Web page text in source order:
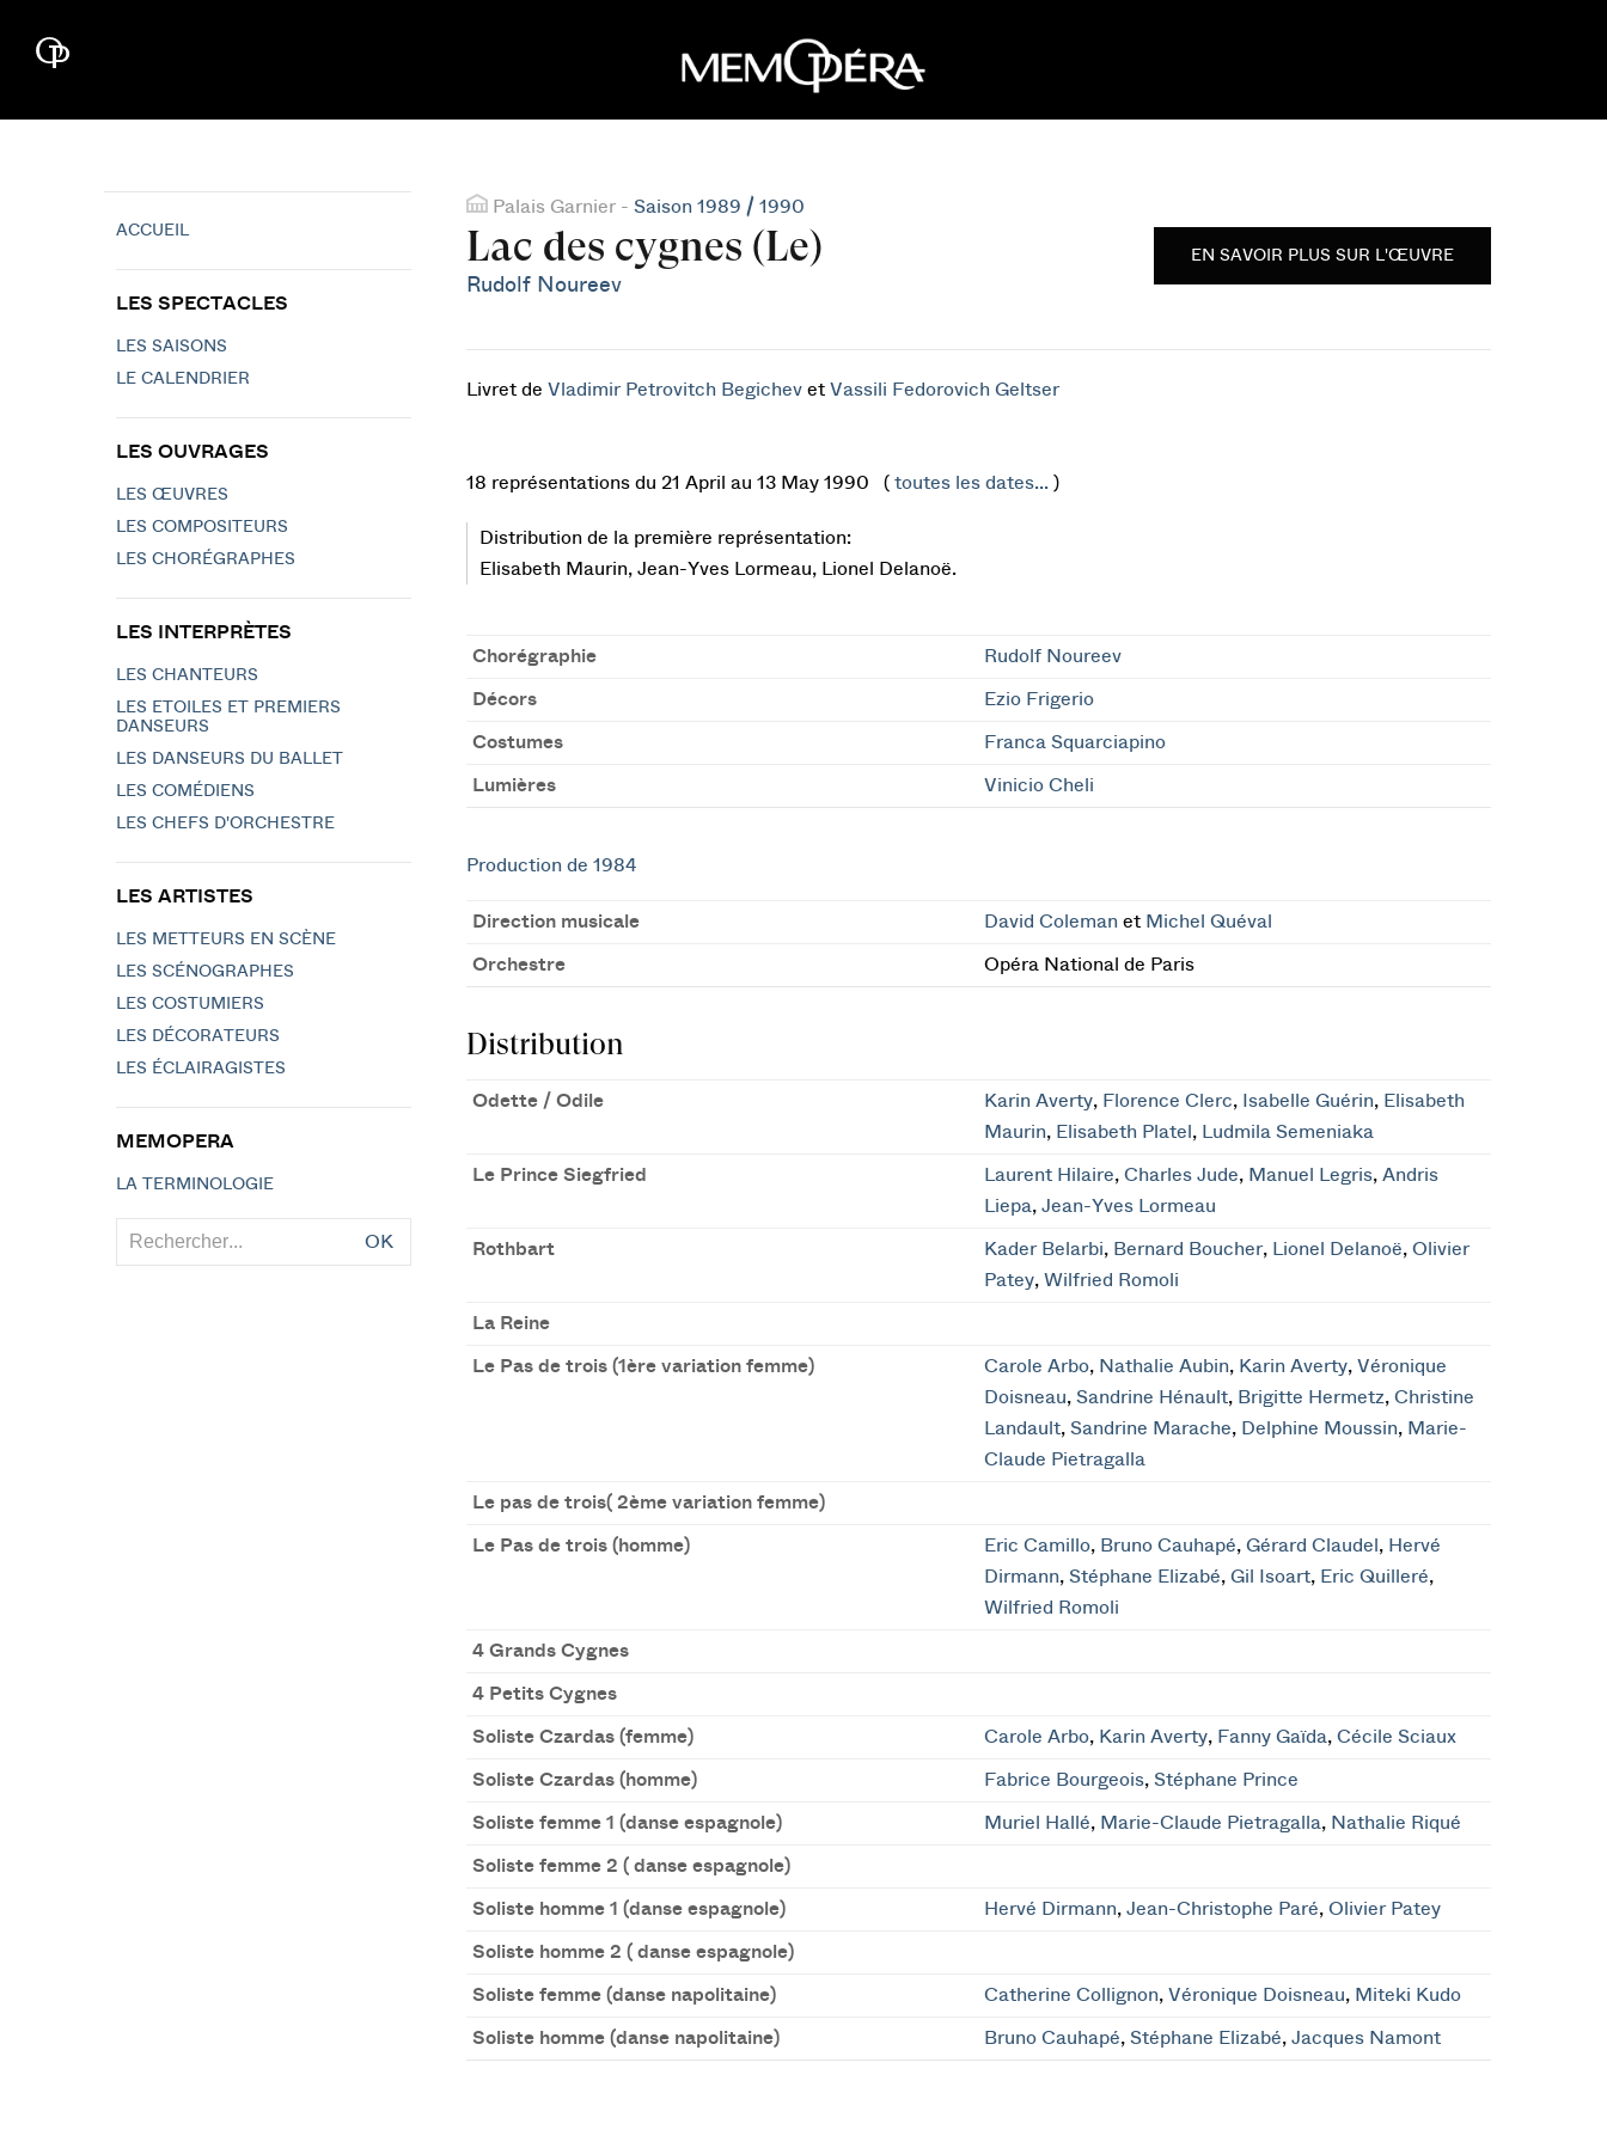
Palais Garnier - Saison 1989 / 1990
Lac des cygnes (Le)
Rudolf Noureev
EN SAVOIR PLUS SUR L'ŒUVRE
Livret de Vladimir Petrovitch Begichevet Vassili Fedorovich Geltser
18 représentations du 21 April au 13 May 1990 ( toutes les dates...)
Distribution de la première représentation:
Elisabeth Maurin, Jean-Yves Lormeau, Lionel Delanoë.
Chorégraphie Rudolf Noureev
Décors Ezio Frigerio
Costumes Franca Squarciapino
Lumières Vinicio Cheli
Production de 1984
Direction musicale David Coleman et Michel Quéval
Orchestre Opéra National de Paris
Distribution
Odette / Odile Karin Averty, Florence Clerc, Isabelle Guérin, Elisabeth
Maurin, Elisabeth Platel , Ludmila Semeniaka
Le Prince Siegfried Laurent Hilaire,Charles Jude, Manuel Legris,Andris
Liepa,Jean-Yves Lormeau
Rothbart Kader Belarbi, Bernard Boucher, Lionel Delanoë,Olivier
Patey,Wilfried Romoli
La Reine
Le Pas de trois (1ère variation femme) Carole Arbo, Nathalie Aubin, Karin Averty,Véronique
Doisneau,Sandrine Hénault, Brigitte Hermetz,Christine
Landault,Sandrine Marache, Delphine Moussin, Marie-
Claude Pietragalla
Le pas de trois( 2ème variation femme)
Le Pas de trois (homme) Eric Camillo, Bruno Cauhapé,Gérard Claudel , Hervé
Dirmann,Stéphane Elizabé,Gil Isoart, Eric Quilleré,
Wilfried Romoli
4 Grands Cygnes
4 Petits Cygnes
Soliste Czardas (femme) Carole Arbo, Karin Averty, Fanny Gaïda,Cécile Sciaux
Soliste Czardas (homme) Fabrice Bourgeois,Stéphane Prince
Soliste femme 1 (danse espagnole) Muriel Hallé, Marie-Claude Pietragalla, Nathalie Riqué
Soliste femme 2 ( danse espagnole)
Soliste homme 1 (danse espagnole) Hervé Dirmann,Jean-Christophe Paré,Olivier Patey
Soliste homme 2 ( danse espagnole)
Soliste femme (danse napolitaine) Catherine Collignon,Véronique Doisneau, Miteki Kudo
Soliste homme (danse napolitaine) Bruno Cauhapé,Stéphane Elizabé,Jacques Namont
ACCUEIL
LES SPECTACLES
LES SAISONS
LE CALENDRIER
LES OUVRAGES
LES ŒUVRES
LES COMPOSITEURS
LES CHORÉGRAPHES
LES INTERPRÈTES
LES CHANTEURS
LES ETOILES ET PREMIERS
DANSEURS
LES DANSEURS DU BALLET
LES COMÉDIENS
LES CHEFS D'ORCHESTRE
LES ARTISTES
LES METTEURS EN SCÈNE
LES SCÉNOGRAPHES
LES COSTUMIERS
LES DÉCORATEURS
LES ÉCLAIRAGISTES
MEMOPERA
LA TERMINOLOGIE
OK